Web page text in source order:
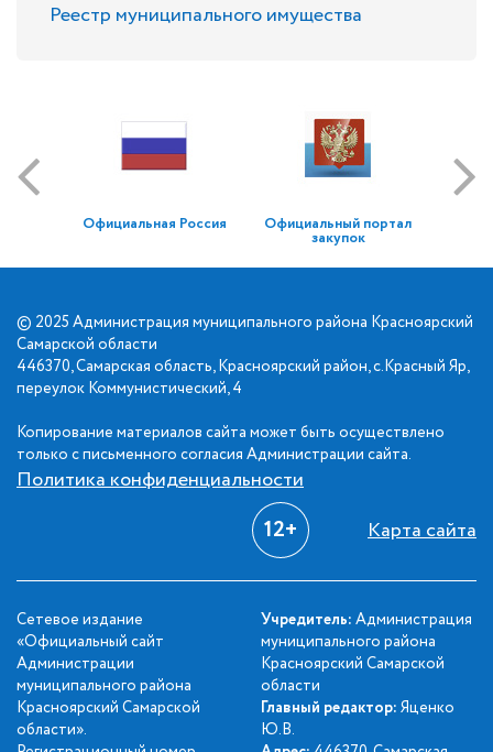
Реестр муниципального имущества
Официальная Россия Официальный портал
закупок
© 2025 Администрация муниципального района Красноярский
Самарской области
446370, Самарская область, Красноярский район, с.Красный Яр,
переулок Коммунистический, 4
Копирование материалов сайта может быть осуществлено
только с письменного согласия Администрации сайта.
Политика конфиденциальности
12+ Карта сайта
Сетевое издание
«Официальный сайт
Администрации
муниципального района
Красноярский Самарской
области».
Учредитель: Администрация
муниципального района
Красноярский Самарской
области
Главный редактор: Яценко
Ю.В.